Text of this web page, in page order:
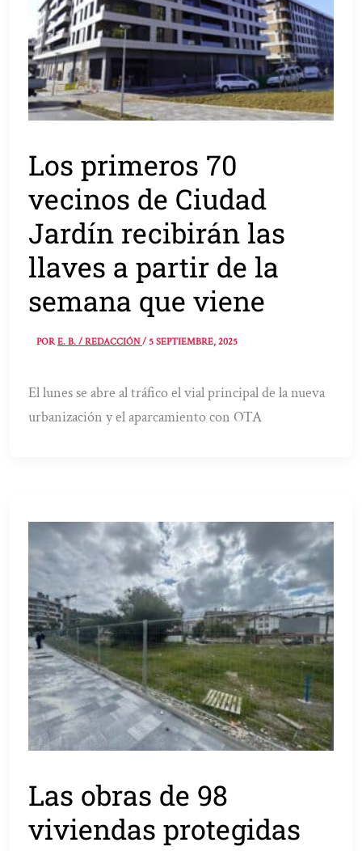
Los primeros 70
vecinos de Ciudad
Jardín recibirán las
llaves a partir de la
semana que viene
PORE. B. / REDACCIÓN/5 SEPTIEMBRE, 2025
El lunes se abre al tráfico el vial principal de la nueva
urbanización y el aparcamiento con OTA
Las obras de 98
viviendas protegidas